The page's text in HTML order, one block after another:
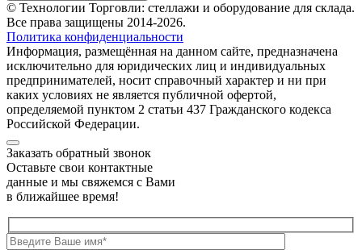
© Технологии Торговли: стеллажи и оборудование для склада.
Все права защищены 2014-2026.
Политика конфиденциальности
Информация, размещённая на данном сайте, предназначена
исключительно для юридических лиц и индивидуальных
предпринимателей, носит справочный характер и ни при
каких условиях не является публичной офертой,
определяемой пунктом 2 статьи 437 Гражданского кодекса
Российской Федерации.
Заказать обратный звонок
Оставьте свои контактные
данные и мы свяжемся с Вами
в ближайшее время!